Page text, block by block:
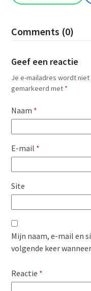
Comments (0)
Geef een reactie
Je e-mailadres wordt
gemarkeerd met *
Naam *
E-mail *
Site
Mijn naam, e-mail en
volgende keer
Reactie *